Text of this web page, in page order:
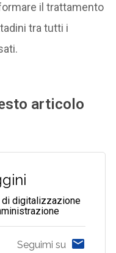
il trattamento
tra tutti i
articolo
di digitalizzazione
Seguimi su